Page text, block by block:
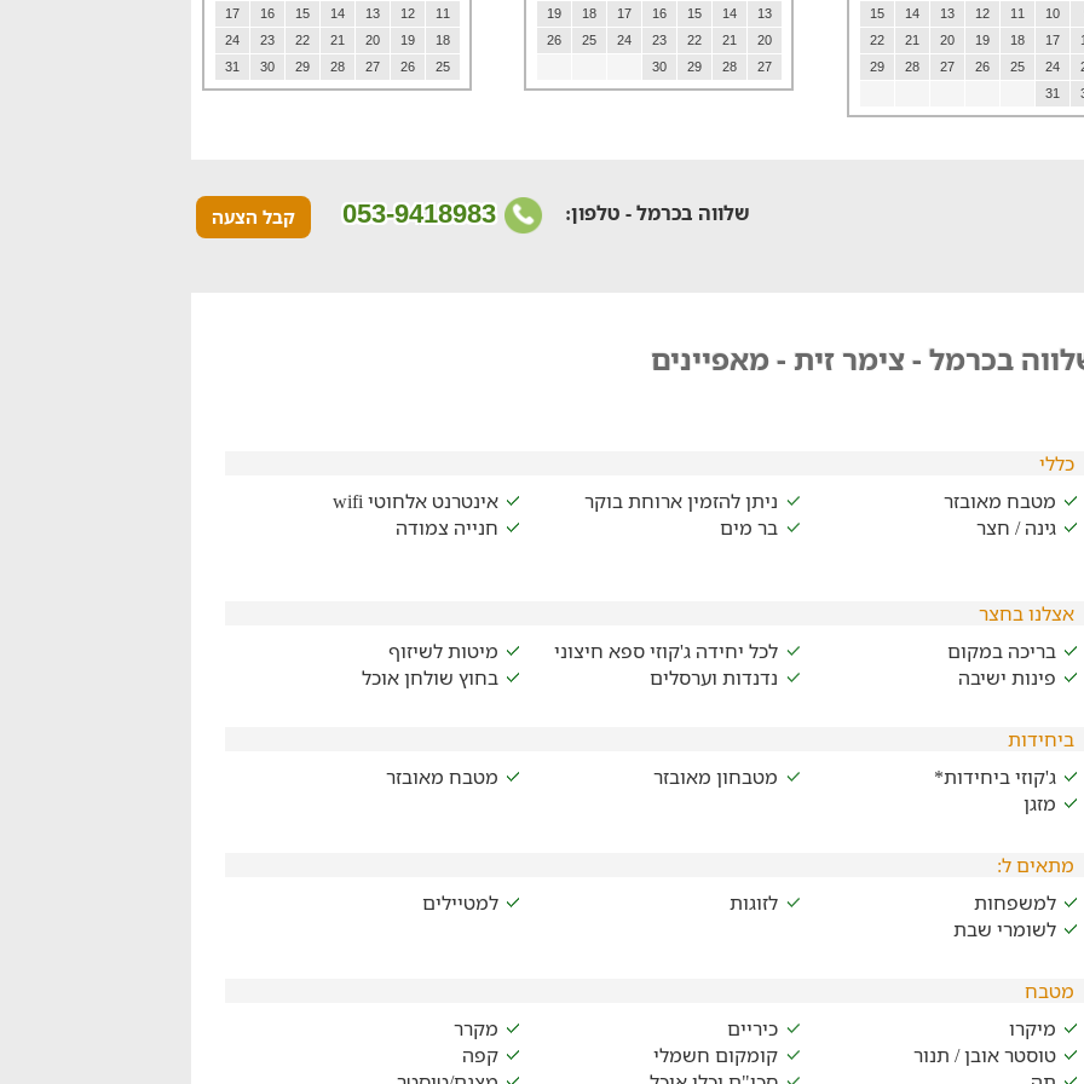
10
11
12
13
14
15
17
18
19
20
21
22
24
25
26
27
28
29
31
13
14
15
16
17
18
19
20
21
22
23
24
25
26
27
28
29
30
11
12
13
14
15
16
17
18
19
20
21
22
23
24
25
26
27
28
29
30
31
קבל הצעה שלווה בכרמל - טלפון:
בכרמל - צימר זית - מאפיינים
כללי
מטבח מאובזר
ניתן להזמין ארוחת בוקר
אינטרנט אלחוטי wifi
גינה / חצר
בר מים חנייה צמודה
אצלנו בחצר
בריכה במקום
לכל יחידה ג'קוזי ספא חיצוני
מיטות לשיזוף
פינות ישיבה
נדנדות וערסלים בחוץ שולחן אוכל
ביחידות
ג'קוזי ביחידות*
מטבחון מאובזר
מטבח מאובזר
מזגן
מתאים ל:
למשפחות
לזוגות
למטיילים
לשומרי שבת
מטבח
מיקרו
כיריים
מקרר
טוסטר אובן / תנור
קומקום חשמלי
קפה